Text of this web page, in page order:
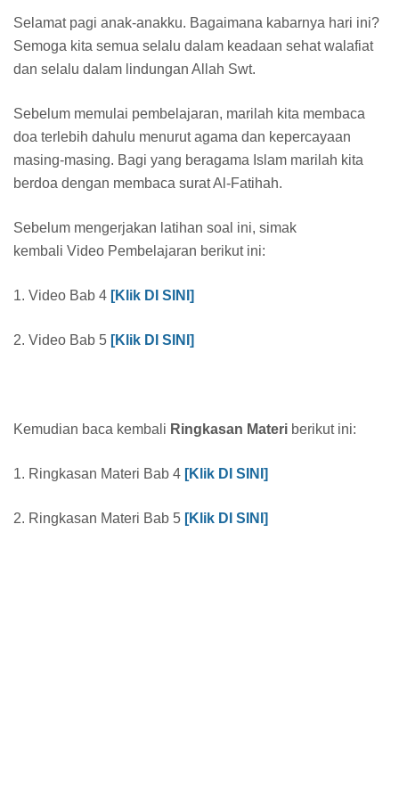
Selamat pagi anak-anakku. Bagaimana kabarnya hari ini?
Semoga kita semua selalu dalam keadaan sehat walafiat
dan selalu dalam lindungan Allah Swt.
Sebelum memulai pembelajaran, marilah kita membaca
doa terlebih dahulu menurut agama dan kepercayaan
masing-masing. Bagi yang beragama Islam marilah kita
berdoa dengan membaca surat Al-Fatihah.
Sebelum mengerjakan latihan soal ini, simak
kembali Video Pembelajaran berikut ini:
1. Video Bab 4 [Klik DI SINI]
2. Video Bab 5 [Klik DI SINI]
Kemudian baca kembali Ringkasan Materi berikut ini:
1. Ringkasan Materi Bab 4 [Klik DI SINI]
2. Ringkasan Materi Bab 5 [Klik DI SINI]